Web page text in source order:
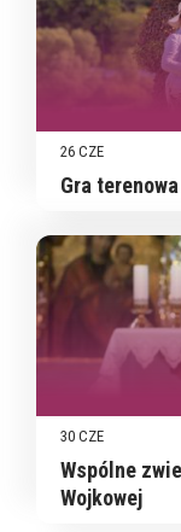
26 CZE
Gra
30 CZE
Wspólne
Wojkowej